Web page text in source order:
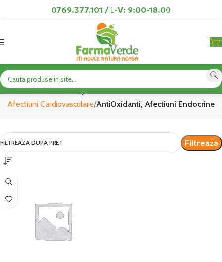
0769.377.101 / L-V: 9:00-18.00
AntiOxidanti, Afectiuni Endocrine
Afectiuni Cardiovasculare AntiOxidanti, Afectiuni Endocrine
FILTREAZA DUPA PRET Filtreaza